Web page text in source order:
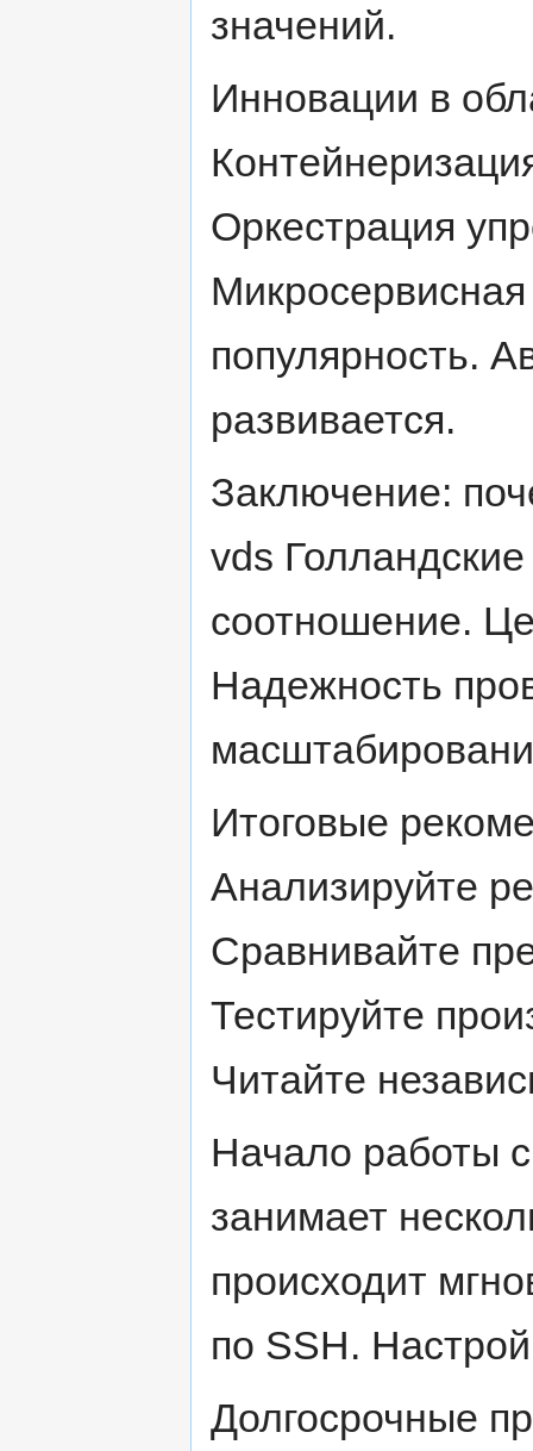
значений.
Инновации в
Оркестрация
популярность.
развивается.
Заключение:
vds
соотношение.
Надежность
Итоговые
Анализируйте
Сравнивайте
Тестируйте
Читайте
Начало работы
занимает
происходит
по SSH.
Долгосрочные